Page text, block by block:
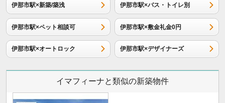
伊那市駅×新築/築浅 伊那市駅×バス・トイレ別
伊那市駅×ペット相談可 伊那市駅×敷金礼金0円
伊那市駅×オートロック 伊那市駅×デザイナーズ
イマフィーナと類似の新築物件